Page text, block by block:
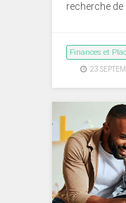
recherche
Finances et
23